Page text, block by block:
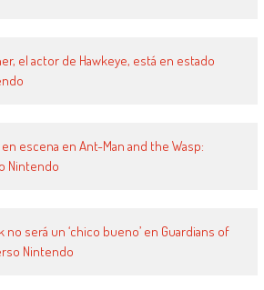
el actor de Hawkeye, está en estado
en escena en Ant-Man and the Wasp:
Nintendo
no será un ‘chico bueno’ en Guardians of
Nintendo